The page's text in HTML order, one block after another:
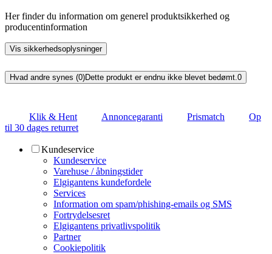
Her finder du information om generel produktsikkerhed og
producentinformation
Vis sikkerhedsoplysninger
Hvad andre synes (0)Dette produkt er endnu ikke blevet bedømt.0
Klik & Hent Annoncegaranti Prismatch
Op
til 30 dages returret
Kundeservice
Kundeservice
Varehuse / åbningstider
Elgigantens kundefordele
Services
Information om spam/phishing-emails og SMS
Fortrydelsesret
Elgigantens privatlivspolitik
Partner
Cookiepolitik